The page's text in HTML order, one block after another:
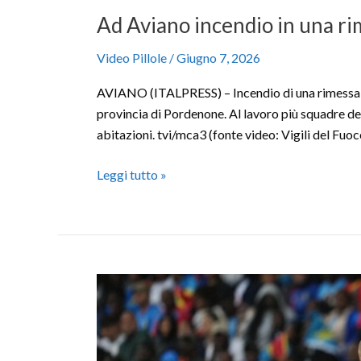
Ad Aviano incendio in una
Video Pillole /Giugno 7, 2026
AVIANO (ITALPRESS) – Incendio di una
provincia di Pordenone. Al lavoro più squadre
abitazioni. tvi/mca3 (fonte video: Vigili del
Leggi tutto »
Eriksen
collassa
in
campo